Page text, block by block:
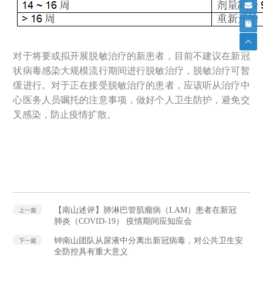
对于将要或拟开展脱敏治疗的新患者，目前不建议在新冠
状病毒感染大规模流行期间进行脱敏治疗，脱敏治疗可暂
缓进行。对于正在接受脱敏治疗的患者，应该听从治疗中
心医务人员嘱托的注意事项，做好个人卫生防护，避免交
叉感染，防止疫情扩散。
上一篇
【南山述评】肺淋巴管肌瘤病（LAM）患者在新冠
肺炎（COVID-19） 疫情期间应知应会
下一篇
钟南山团队从尿液中分离出新冠病毒，对公共卫生安
全防控具有重大意义